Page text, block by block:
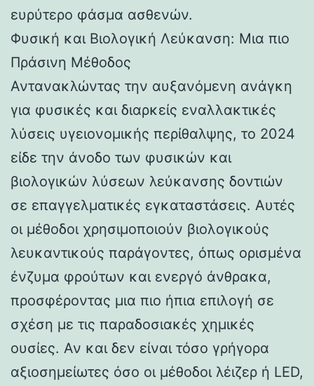
ευρύτερο φάσμα ασθενών.
Φυσική και Βιολογική Λεύκανση: Μια πιο
Πράσινη Μέθοδος
Αντανακλώντας την αυξανόμενη ανάγκη
για φυσικές και διαρκείς εναλλακτικές
λύσεις υγειονομικής περίθαλψης, το 2024
είδε την άνοδο των φυσικών και
βιολογικών λύσεων λεύκανσης δοντιών
σε επαγγελματικές εγκαταστάσεις. Αυτές
οι μέθοδοι χρησιμοποιούν βιολογικούς
λευκαντικούς παράγοντες, όπως ορισμένα
ένζυμα φρούτων και ενεργό άνθρακα,
προσφέροντας μια πιο ήπια επιλογή σε
σχέση με τις παραδοσιακές χημικές
ουσίες. Αν και δεν είναι τόσο γρήγορα
αξιοσημείωτες όσο οι μέθοδοι λέιζερ ή LED,